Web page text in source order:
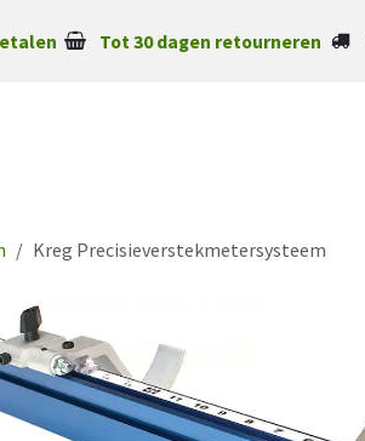
Tot 30 dagen retourneren
Kreg Precisieverstekmetersysteem